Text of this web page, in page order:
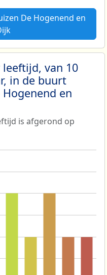
De Hogenend en
van 10
in de buurt
en
is afgerond op